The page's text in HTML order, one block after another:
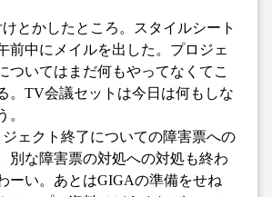
けとかしたところ。スタイルシート
前中にメイルを出した。プロジェ
ついてはまだ何もやってなくてこ
。TV会議セットは今日は何もしな
。
ジェクト終了についての障害票への
別な障害票の対処への対処も終わ
ーい。あとはGIGAの準備をせね